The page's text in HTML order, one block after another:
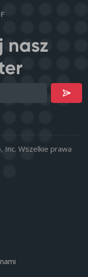
nasz
Wszelkie prawa